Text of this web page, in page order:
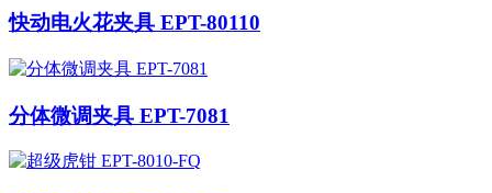
快动电火花夹具 EPT-80110
分体微调夹具 EPT-7081